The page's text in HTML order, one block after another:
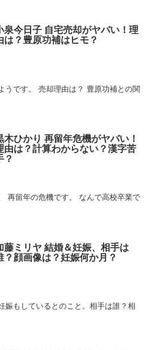
泉今日子 自宅売却がヤバい！理
は？豊原功補はヒモ？
うです。 売却理由は？ 豊原功補との関
木ひかり 再留年危機がヤバい！
由は？計算わからない？漢字苦
？
再留年の危機です。 なんで高校卒業で
藤ミリヤ 結婚＆妊娠、相手は
？顔画像は？妊娠何か月？
娠もしているとのこと。相手は誰？相